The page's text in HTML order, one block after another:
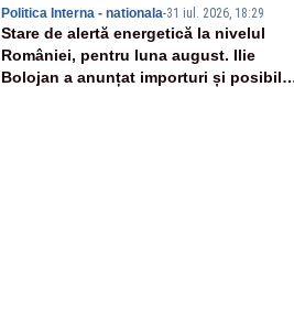
Politica Interna - nationala-31 iul. 2026, 18:29
Stare de alertă energetică la nivelul
României, pentru luna august. Ilie
Bolojan a anunțat importuri și posibile